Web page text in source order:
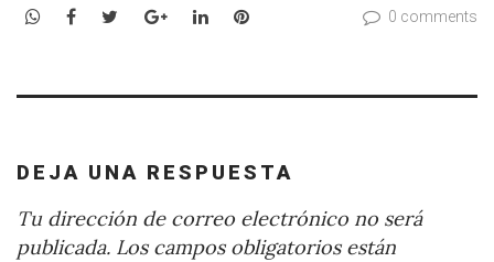
WhatsApp
Facebook
TwitterGoogle+LinkedInPinterest 0 comments
DEJA UNA RESPUESTA
Tu dirección de correo electrónico no será
publicada. Los campos obligatorios están